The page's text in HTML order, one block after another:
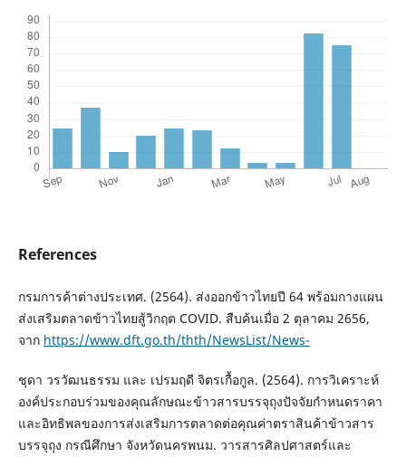
References
กรมการค้าต่างประเทศ. (2564). ส่งออกข้าวไทยปี 64 พร้อมกางแผน
ส่งเสริมตลาดข้าวไทยสู้วิกฤต COVID. สืบค้นเมื่อ 2 ตุลาคม 2656,
จาก https://www.dft.go.th/thth/NewsList/News-
ชุดา วรวัฒนธรรม และ เปรมฤดี จิตรเกื้อกูล. (2564). การวิเคราะห์
องค์ประกอบร่วมของคุณลักษณะข้าวสารบรรจุถุงปัจจัยกำหนดราคา
และอิทธิพลของการส่งเสริมการตลาดต่อคุณค่าตราสินค้าข้าวสาร
บรรจุถุง กรณีศึกษา จังหวัดนครพนม. วารสารศิลปศาสตร์และ